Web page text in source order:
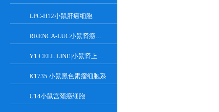
LPC-H12小鼠肝癌细胞
RRENCA-LUC小鼠肾癌细胞LUC转染株
Y1 CELL LINE|小鼠肾上腺皮质瘤细胞
K1735 小鼠黑色素瘤细胞系
U14小鼠宫颈癌细胞